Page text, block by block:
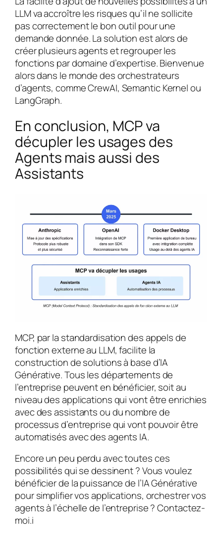
LLM va accroître les risques qu’il ne sollicite
pas correctement le bon outil pour une
demande donnée. La solution est alors de
créer plusieurs agents et regrouper les
fonctions par domaine d’expertise. Bienvenue
alors dans le monde des orchestrateurs
d’agents, comme CrewAI, Semantic Kernel ou
LangGraph.
En conclusion, MCP va
décupler les usages des
Agents mais aussi des
Assistants
MCP, par la standardisation des appels de
fonction externe au LLM, facilite la
construction de solutions à base d’IA
Générative. Tous les départements de
l’entreprise peuvent en bénéficier, soit au
niveau des applications qui vont être enrichies
avec des assistants ou du nombre de
processus d’entreprise qui vont pouvoir être
automatisés avec des agents IA.
Encore un peu perdu avec toutes ces
possibilités qui se dessinent ? Vous voulez
bénéficier de la puissance de l’IA Générative
pour simplifier vos applications, orchestrer vos
agents à l’échelle de l’entreprise ? Contactez-
moi.i